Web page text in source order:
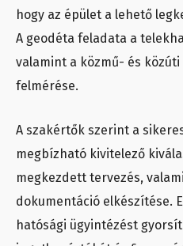
hogy az épület a lehető
A geodéta feladata a
valamint a közmű- és
felmérése.
A szakértők szerint a
megbízható kivitelező
megkezdett tervezés,
dokumentáció elkészítése.
hatósági ügyintézést